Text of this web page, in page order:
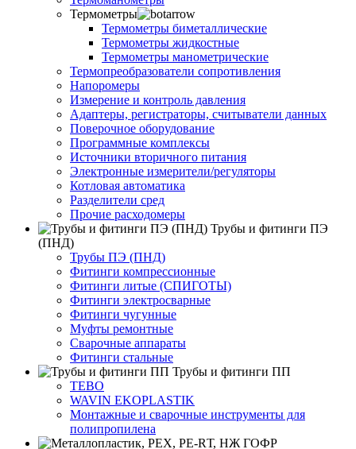
Термометры
Термометры биметаллические
Термометры жидкостные
Термометры манометрические
Термопреобразователи сопротивления
Напоромеры
Измерение и контроль давления
Адаптеры, регистраторы, считыватели данных
Поверочное оборудование
Программные комплексы
Источники вторичного питания
Электронные измерители/регуляторы
Котловая автоматика
Разделители сред
Прочие расходомеры
Трубы и фитинги ПЭ
(ПНД)
Трубы ПЭ (ПНД)
Фитинги компрессионные
Фитинги литые (СПИГОТЫ)
Фитинги электросварные
Фитинги чугунные
Муфты ремонтные
Сварочные аппараты
Фитинги стальные
Трубы и фитинги ПП
TEBO
WAVIN EKOPLASTIK
Монтажные и сварочные инструменты для
полипропилена